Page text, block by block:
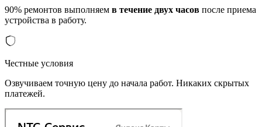
90% ремонтов выполняем в течение двух часов после приема
устройства в работу.
Честные условия
Озвучиваем точную цену до начала работ. Никаких скрытых
платежей.